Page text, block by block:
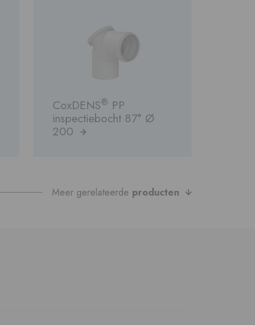
CoxDENS® PP
inspectiebocht 87° Ø
200
Meer gerelateerde producten